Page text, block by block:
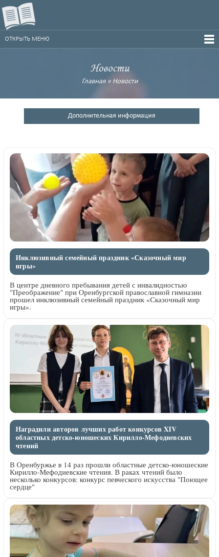
ОТКРЫТЬ МЕНЮ
Новости
Главная» Новости
Дополнительная информация
Инклюзивный семейный праздник «Сказочный мир
игры»
В центре дневного пребывания детей с инвалидностью
"Преображение" при Оренбургской православной гимназии
прошел инклюзивный семейный праздник «Сказочный мир
игры».
Наградили авторов лучших работ конкурсов XIV
областных детско-юношеских Кирилло-Мефодиевских
чтений
В Оренбуржье в 14 раз прошли областные детско-юношеские
Кирилло-Мефодиевские чтения. В раках чтений было
несколько конкурсов: конкурс певческого искусства "Поющее
сердце"